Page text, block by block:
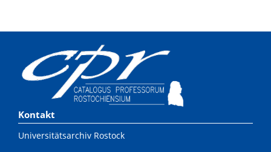
Kontakt
Universitätsarchiv Rostock